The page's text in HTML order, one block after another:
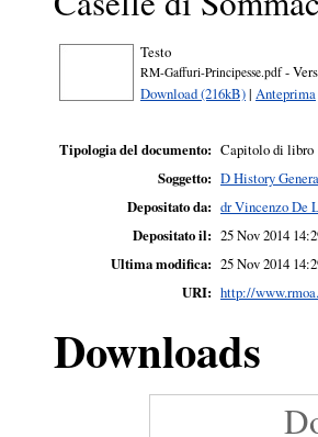
Testo
RM-Gaffuri-Principesse.pdf-
Download (216kB)| Anteprima
Tipologia del documento: Capitolo di libro
Soggetto: D History
Depositato da: dr Vincenzo De
Depositato il: 25 Nov 2014
Ultima modifica: 25 Nov 2014
URI: http://
Downloads